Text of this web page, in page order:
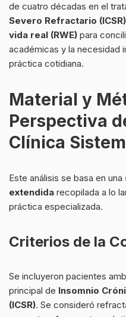
de cuatro décadas en el
Severo Refractario (ICSR)
vida real (RWE) para
académicas y la necesidad
práctica cotidiana.
Material y
Perspectiva
Clínica
Este análisis se basa en una
extendida recopilada a lo
práctica especializada.
Criterios de la
Se incluyeron pacientes
principal de Insomnio
(ICSR). Se consideró